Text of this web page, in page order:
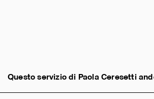
Questo servizio di Paola Ceresetti